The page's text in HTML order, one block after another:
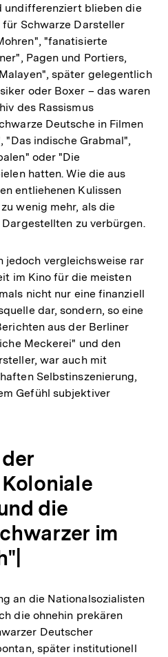
undifferenziert blieben die
für Schwarze Darsteller
"fanatisierte
Pagen und Portiers,
später gelegentlich
oder Boxer – das waren
des Rassismus
Deutsche in Filmen
"Das indische Grabmal",
oder "Die
hatten. Wie die aus
entliehenen Kulissen
wenig mehr, als die
zu verbürgen.
jedoch vergleichsweise rar
im Kino für die meisten
nicht nur eine finanziell
dar, sondern, so eine
aus der Berliner
Meckerei" und den
war auch mit
Selbstinszenierung,
Gefühl subjektiver
die
im
an die Nationalsozialisten
die ohnehin prekären
Deutscher
später institutionell